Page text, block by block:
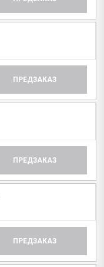
ПРЕДЗАКАЗ
ПРЕДЗАКАЗ
ПРЕДЗАКАЗ